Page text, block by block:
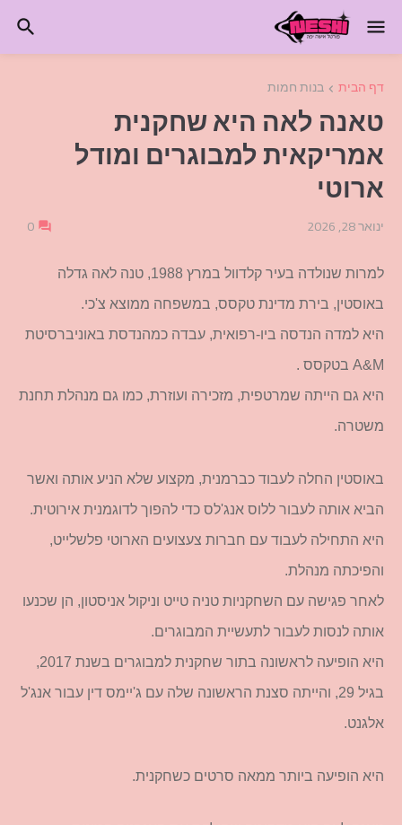
דף הבית בנות חמות
טאנה לאה היא שחקנית
אמריקאית למבוגרים ומודל
ארוטי
ינואר 28, 2026 0
למרות שנולדה בעיר קלדוול במרץ 1988, טנה לאה גדלה
באוסטין, בירת מדינת טקסס, במשפחה ממוצא צ'כי.
היא למדה הנדסה ביו-רפואית, עבדה כמהנדסת באוניברסיטת
A&M בטקסס .
היא גם הייתה שמרטפית, מזכירה ועוזרת, כמו גם מנהלת תחנת
משטרה.
באוסטין החלה לעבוד כברמנית, מקצוע שלא הניע אותה ואשר
הביא אותה לעבור ללוס אנג'לס כדי להפוך לדוגמנית אירוטית.
היא התחילה לעבוד עם חברות צעצועים הארוטי פלשלייט,
והפיכתה מנהלת.
לאחר פגישה עם השחקניות טניה טייט וניקול אניסטון, הן שכנעו
אותה לנסות לעבור לתעשיית המבוגרים.
היא הופיעה לראשונה בתור שחקנית למבוגרים בשנת 2017,
בגיל 29, והייתה סצנת הראשונה שלה עם ג'יימס דין עבור אנג'ל
אלגנט.
היא הופיעה ביותר ממאה סרטים כשחקנית.